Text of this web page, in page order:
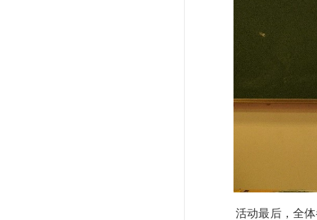
活动最后，全